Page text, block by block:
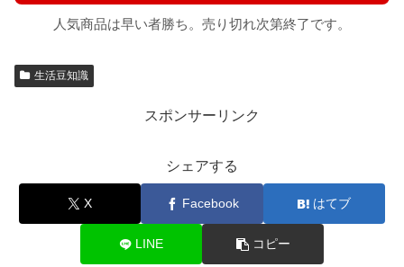
人気商品は早い者勝ち。売り切れ次第終了です。
生活豆知識
スポンサーリンク
シェアする
X Facebook はてブ
LINE コピー